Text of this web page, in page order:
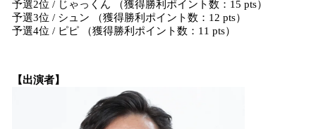
予選2位 / じゃっくん （獲得勝利ポイント数：15 pts）
予選3位 / シュン （獲得勝利ポイント数：12 pts）
予選4位 / ピピ （獲得勝利ポイント数：11 pts）
【出演者】